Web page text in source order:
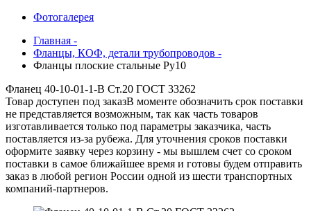
Фотогалерея
Главная -
Фланцы, КОФ, детали трубопроводов -
Фланцы плоские стальные Ру10
Фланец 40-10-01-1-В Ст.20 ГОСТ 33262
Товар доступен под заказВ моменте обозначить срок поставки
не представляется возможным, так как часть товаров
изготавливается только под параметры заказчика, часть
поставляется из-за рубежа. Для уточнения сроков поставки
оформите заявку через корзину - мы вышлем счет со сроком
поставки в самое ближайшее время и готовы будем отправить
заказ в любой регион России одной из шести транспортных
компаний-партнеров.